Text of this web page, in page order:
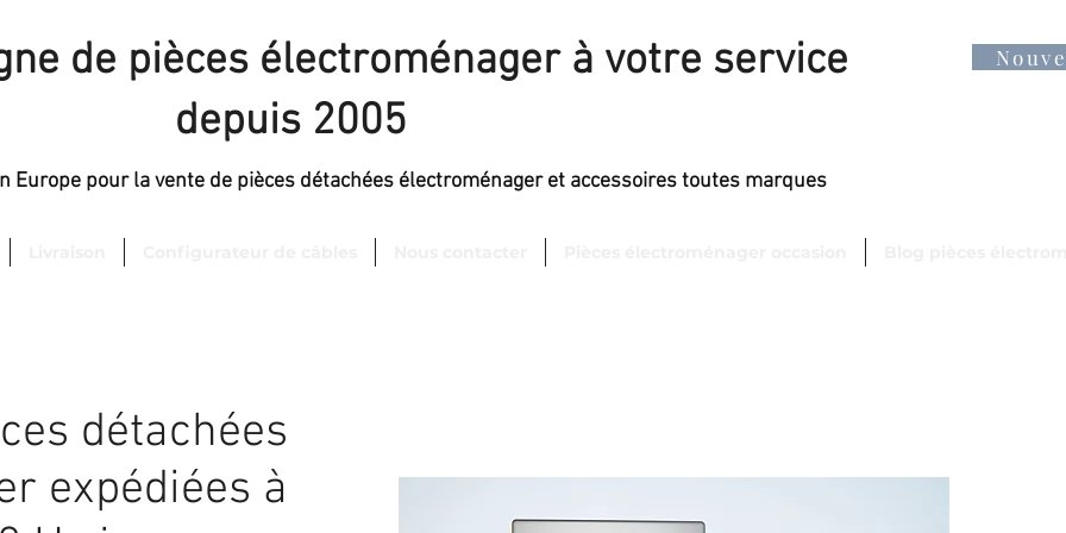
de pièces électroménager à votre service
depuis 2005
Europe pour la vente de pièces détachées électroménager et accessoires toutes marques
détachées
expédiées à